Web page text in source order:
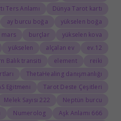
Dünya Tarot kartı
Ters Anlamı
yükselen boğa
ay burcu boğa
yükselen kova
burçlar
mars
12.ev
alçalan ev
yükselen
reiki
element
Balık transiti
ThetaHealing danışmanlığı
Tarot Deste Çeşitleri
Eğitmeni
Neptün burcu
222 Melek Sayısı
666 Aşk Anlamı
Numerolog